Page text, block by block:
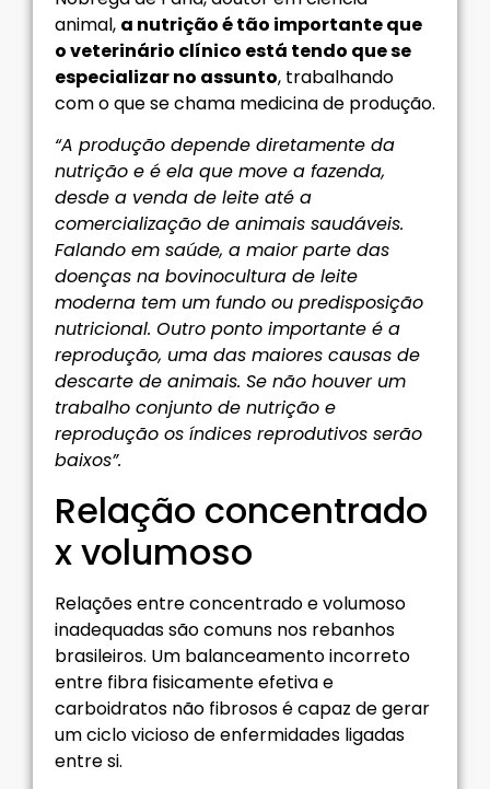
animal, a nutrição é tão importante que
o veterinário clínico está tendo que se
especializar no assunto, trabalhando
com o que se chama medicina de produção.
“A produção depende diretamente da
nutrição e é ela que move a fazenda,
desde a venda de leite até a
comercialização de animais saudáveis.
Falando em saúde, a maior parte das
doenças na bovinocultura de leite
moderna tem um fundo ou predisposição
nutricional. Outro ponto importante é a
reprodução, uma das maiores causas de
descarte de animais. Se não houver um
trabalho conjunto de nutrição e
reprodução os índices reprodutivos serão
baixos”.
Relação concentrado
x volumoso
Relações entre concentrado e volumoso
inadequadas são comuns nos rebanhos
brasileiros. Um balanceamento incorreto
entre fibra fisicamente efetiva e
carboidratos não fibrosos é capaz de gerar
um ciclo vicioso de enfermidades ligadas
entre si.